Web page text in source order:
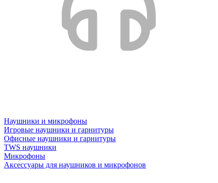
Наушники и микрофоны
Игровые наушники и гарнитуры
Офисные наушники и гарнитуры
TWS наушники
Микрофоны
Аксессуары для наушников и микрофонов